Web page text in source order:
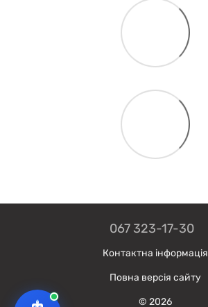
067 323-17-30
Контактна інформація
Повна версія сайту
© 2026